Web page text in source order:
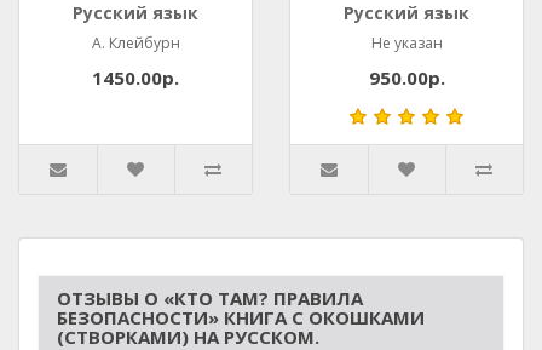
Русский язык
А. Клейбурн
1450.00р.
Русский язык
Не указан
950.00р.
ОТЗЫВЫ О «КТО ТАМ? ПРАВИЛА
БЕЗОПАСНОСТИ» КНИГА С ОКОШКАМИ
(СТВОРКАМИ) НА РУССКОМ.